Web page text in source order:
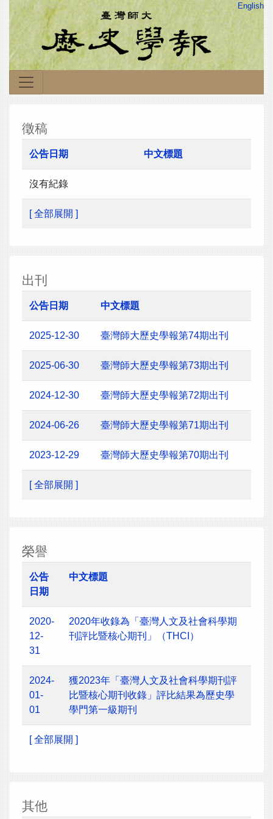
English
徵稿
公告日期 中文標題
沒有紀錄
[ 全部展開 ]
出刊
公告日期 中文標題
2025-12-30 臺灣師大歷史學報第74期出刊
2025-06-30 臺灣師大歷史學報第73期出刊
2024-12-30 臺灣師大歷史學報第72期出刊
2024-06-26 臺灣師大歷史學報第71期出刊
2023-12-29 臺灣師大歷史學報第70期出刊
[ 全部展開 ]
榮譽
公告
日期
中文標題
2020-
12-
31
2020年收錄為「臺灣人文及社會科學期
刊評比暨核心期刊」（THCI）
2024-
01-
01
獲2023年「臺灣人文及社會科學期刊評
比暨核心期刊收錄」評比結果為歷史學
學門第一級期刊
[ 全部展開 ]
其他